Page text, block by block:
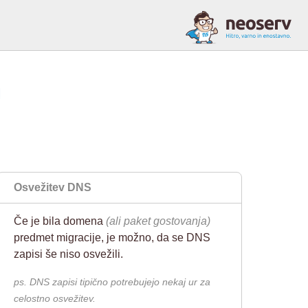
Osvežitev DNS
Če je bila domena (ali paket gostovanja)
predmet migracije, je možno, da se DNS
zapisi še niso osvežili.
ps. DNS zapisi tipično potrebujejo nekaj ur za
celostno osvežitev.